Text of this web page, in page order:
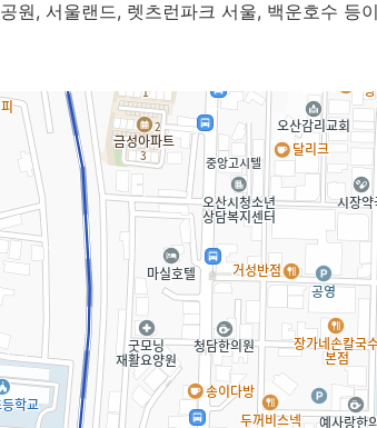
공원, 서울랜드, 렛츠런파크 서울, 백운호수 등